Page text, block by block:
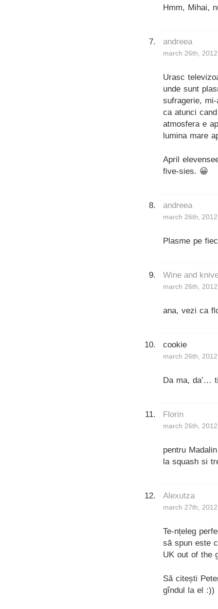
Hmm, Mihai,
andreea
march 26th,
Urasc
unde sunt
sufragerie,
ca atunci
atmosfera e
lumina mare
April
five-sies. 😀
andreea
march 26th,
Plasme pe
Wine and
march 26th,
ana, vezi ca
cookie
march 26th,
Da ma, da’…
Florin
march 26th,
pentru
la squash si
Alexutza
march 27th,
Te-nțeleg
să spun este
UK out of the
Să citești
gîndul la el :))